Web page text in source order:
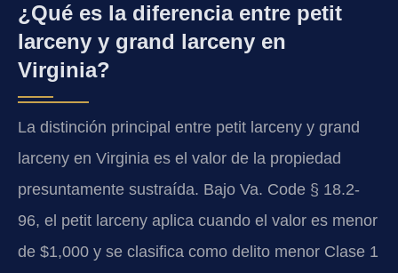
¿Qué es la diferencia entre petit
larceny y grand larceny en
Virginia?
La distinción principal entre petit larceny y grand
larceny en Virginia es el valor de la propiedad
presuntamente sustraída. Bajo Va. Code § 18.2-
96, el petit larceny aplica cuando el valor es menor
de $1,000 y se clasifica como delito menor Clase 1